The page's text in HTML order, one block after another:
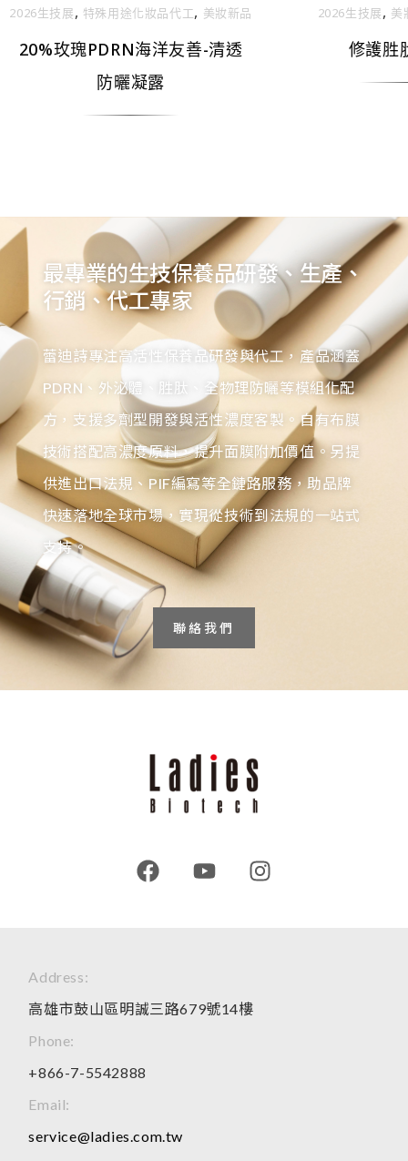
2026生技展, 特殊用途化妝品代工, 美妝新品
20%玫瑰PDRN海洋友善-清透
防曬凝露
2026生技展, 美
修護胜
最專業的生技保養品研發、生產、
行銷、代工專家
蕾迪詩專注高活性保養品研發與代工，產品涵蓋
PDRN、外泌體、胜肽、全物理防曬等模組化配
方，支援多劑型開發與活性濃度客製。自有布膜
技術搭配高濃度原料，提升面膜附加價值。另提
供進出口法規、PIF編寫等全鏈路服務，助品牌
快速落地全球市場，實現從技術到法規的一站式
支持。
聯絡我們
Address:
高雄市鼓山區明誠三路679號14樓
Phone:
+866-7-5542888
Email:
service@ladies.com.tw